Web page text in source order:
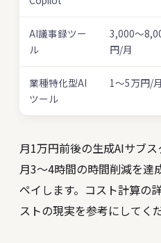
AI議事録ツー
ル
3,000〜
円/月
業種特化型AI
ツール
1〜5万円/月
月1万円前後の生成AIサブ
月3〜4時間の時間削減を達
ペイします。コスト計算の
ストの現実を参考にしてく